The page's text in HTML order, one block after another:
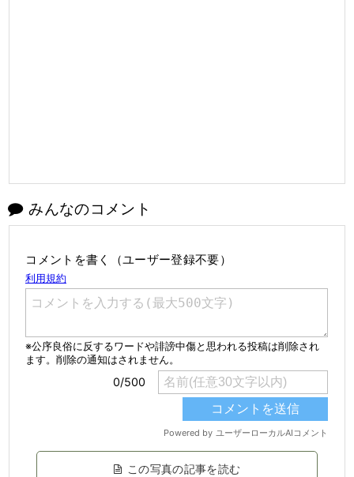
みんなのコメント
コメントを書く（ユーザー登録不要）
この写真の記事を読む